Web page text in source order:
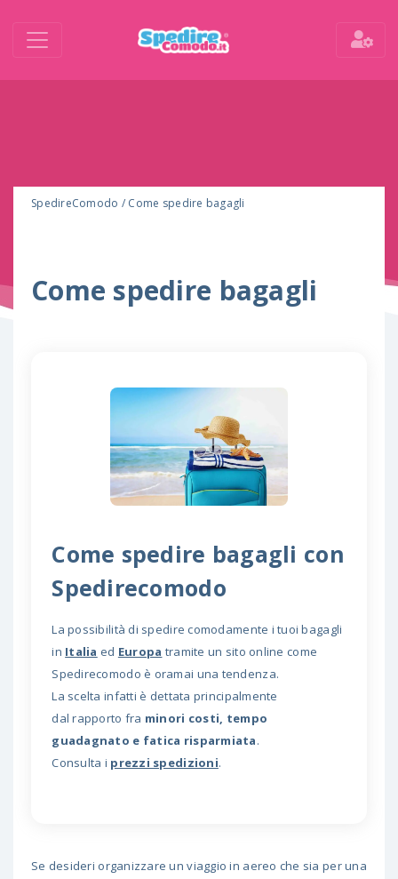
SpedireComodo / Come spedire bagagli
Come spedire bagagli
Come spedire bagagli con
Spedirecomodo
La possibilità di spedire comodamente i tuoi bagagli
in Italia ed Europa tramite un sito online come
Spedirecomodo è oramai una tendenza.
La scelta infatti è dettata principalmente
dal rapporto fra minori costi, tempo
guadagnato e fatica risparmiata.
Consulta i prezzi spedizioni.
Se desideri organizzare un viaggio in aereo che sia per una